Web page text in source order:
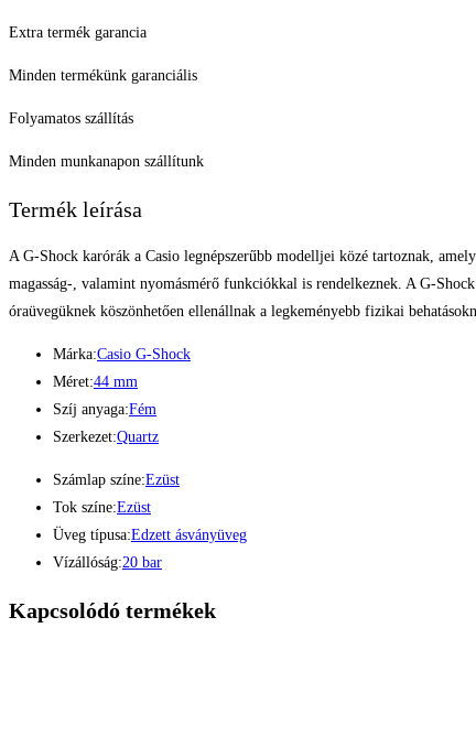
Extra termék garancia
Minden termékünk garanciális
Folyamatos szállítás
Minden munkanapon szállítunk
Termék leírása
A G-Shock karórák a Casio legnépszerűbb modelljei közé tartoznak,
magasság-, valamint nyomásmérő funkciókkal is rendelkeznek. A G-
óraüvegüknek köszönhetően ellenállnak a legkeményebb fizikai
Márka:Casio G-Shock
Méret:44 mm
Szíj anyaga:Fém
Szerkezet:Quartz
Számlap színe:Ezüst
Tok színe:Ezüst
Üveg típusa:Edzett ásványüveg
Vízállóság:20 bar
Kapcsolódó termékek